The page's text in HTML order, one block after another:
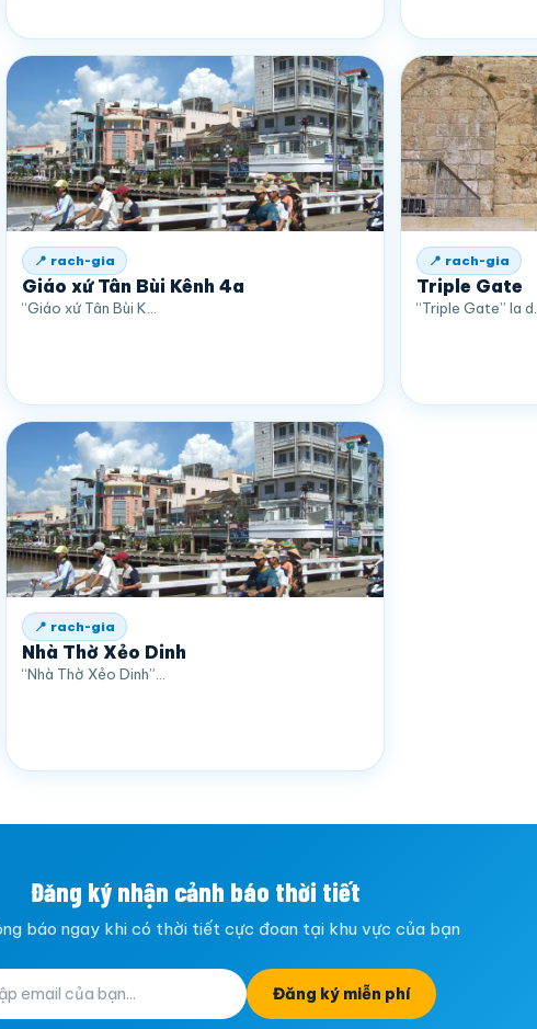
📍 rach-gia
Giáo xứ Tân Bùi Kênh 4a
“Giáo xứ Tân Bùi K…
📍 rach-gia
Triple Gate
“Triple Gate” la d…
📍 rach-gia
Nhà Thờ Xẻo Dinh
“Nhà Thờ Xẻo Dinh”…
Đăng ký nhận cảnh báo thời tiết
báo ngay khi có thời tiết cực đoan tại khu vực của bạn
Đăng ký miễn phí